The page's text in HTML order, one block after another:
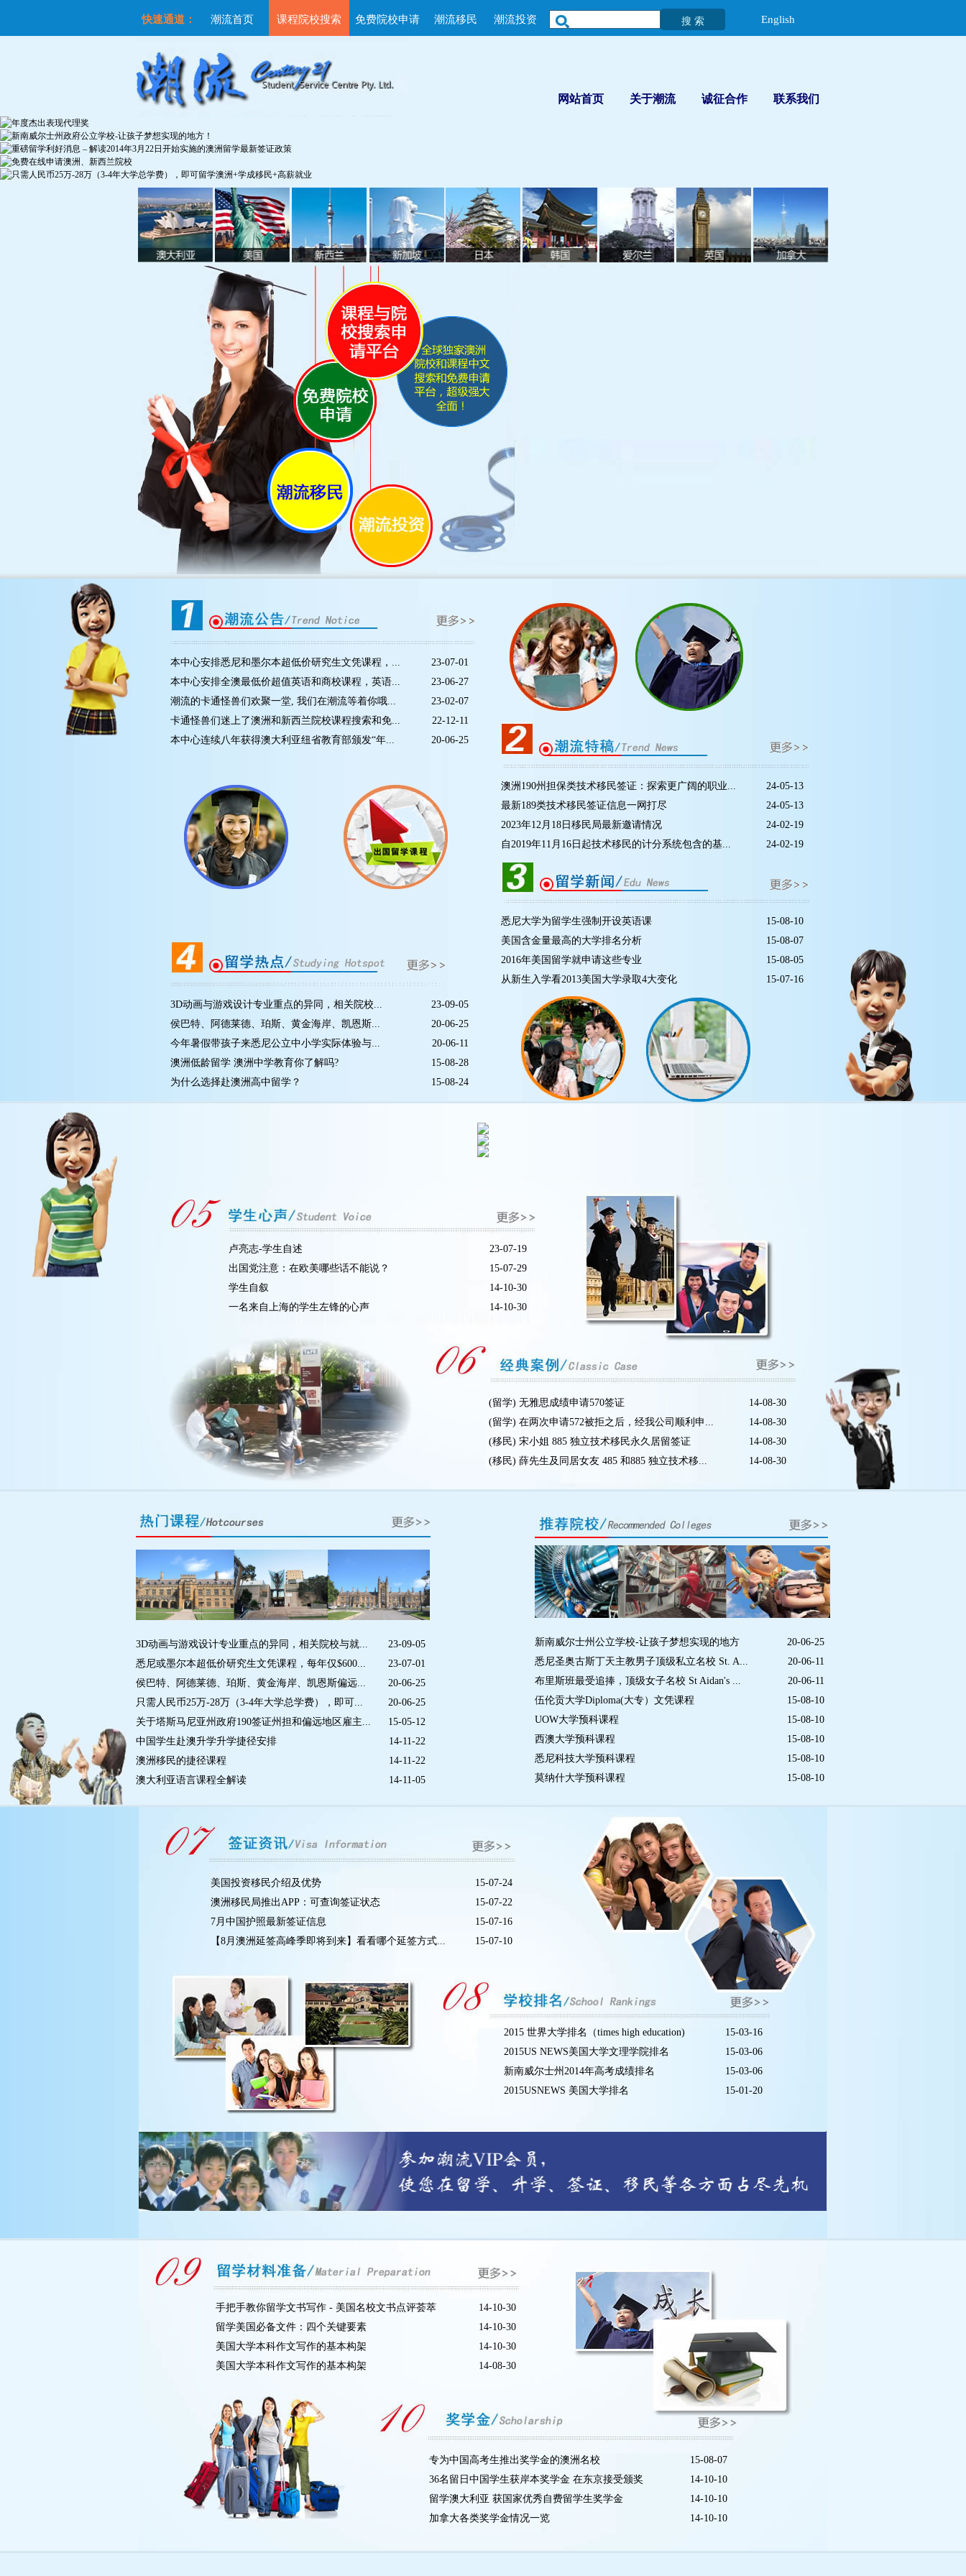
快速通道： 潮流首页 课程院校搜索 免费院校申请 潮流移民 潮流投资 English
网站首页 关于潮流 诚征合作 联系我们
23-07-01
本中心安排悉尼和墨尔本超低价研究生文凭课程，...
23-06-27
本中心安排全澳最低价超值英语和商校课程，英语...
23-02-07
潮流的卡通怪兽们欢聚一堂, 我们在潮流等着你哦...
22-12-11
卡通怪兽们迷上了澳洲和新西兰院校课程搜索和免...
20-06-25
本中心连续八年获得澳大利亚纽省教育部颁发“年...
23-09-05
3D动画与游戏设计专业重点的异同，相关院校...
20-06-25
侯巴特、阿德莱德、珀斯、黄金海岸、凯恩斯...
20-06-11
今年暑假带孩子来悉尼公立中小学实际体验与...
15-08-28
澳洲低龄留学 澳洲中学教育你了解吗?
15-08-24
为什么选择赴澳洲高中留学？
24-05-13
澳洲190州担保类技术移民签证：探索更广阔的职业...
24-05-13
最新189类技术移民签证信息一网打尽
24-02-19
2023年12月18日移民局最新邀请情况
24-02-19
自2019年11月16日起技术移民的计分系统包含的基...
15-08-10
悉尼大学为留学生强制开设英语课
15-08-07
美国含金量最高的大学排名分析
15-08-05
2016年美国留学就申请这些专业
15-07-16
从新生入学看2013美国大学录取4大变化
23-07-19
卢亮志-学生自述
15-07-29
出国党注意：在欧美哪些话不能说？
14-10-30
学生自叙
14-10-30
一名来自上海的学生左锋的心声
14-08-30
(留学) 无雅思成绩申请570签证
14-08-30
(留学) 在两次申请572被拒之后，经我公司顺利申...
14-08-30
(移民) 宋小姐 885 独立技术移民永久居留签证
14-08-30
(移民) 薛先生及同居女友 485 和885 独立技术移...
23-09-05
3D动画与游戏设计专业重点的异同，相关院校与就...
23-07-01
悉尼或墨尔本超低价研究生文凭课程，每年仅$600...
20-06-25
侯巴特、阿德莱德、珀斯、黄金海岸、凯恩斯偏远...
20-06-25
只需人民币25万-28万（3-4年大学总学费），即可...
15-05-12
关于塔斯马尼亚州政府190签证州担和偏远地区雇主...
14-11-22
中国学生赴澳升学升学捷径安排
14-11-22
澳洲移民的捷径课程
14-11-05
澳大利亚语言课程全解读
20-06-25
新南威尔士州公立学校-让孩子梦想实现的地方
20-06-11
悉尼圣奥古斯丁天主教男子顶级私立名校 St. A...
20-06-11
布里斯班最受追捧，顶级女子名校 St Aidan's ...
15-08-10
伍伦贡大学Diploma(大专）文凭课程
15-08-10
UOW大学预科课程
15-08-10
西澳大学预科课程
15-08-10
悉尼科技大学预科课程
15-08-10
莫纳什大学预科课程
15-07-24
美国投资移民介绍及优势
15-07-22
澳洲移民局推出APP：可查询签证状态
15-07-16
7月中国护照最新签证信息
15-07-10
【8月澳洲延签高峰季即将到来】看看哪个延签方式...
15-03-16
2015 世界大学排名（times high education)
15-03-06
2015US NEWS美国大学文理学院排名
15-03-06
新南威尔士州2014年高考成绩排名
15-01-20
2015USNEWS 美国大学排名
14-10-30
手把手教你留学文书写作 - 美国名校文书点评荟萃
14-10-30
留学美国必备文件：四个关键要素
14-10-30
美国大学本科作文写作的基本构架
14-08-30
美国大学本科作文写作的基本构架
15-08-07
专为中国高考生推出奖学金的澳洲名校
14-10-10
36名留日中国学生获岸本奖学金 在东京接受颁奖
14-10-10
留学澳大利亚 获国家优秀自费留学生奖学金
14-10-10
加拿大各类奖学金情况一览